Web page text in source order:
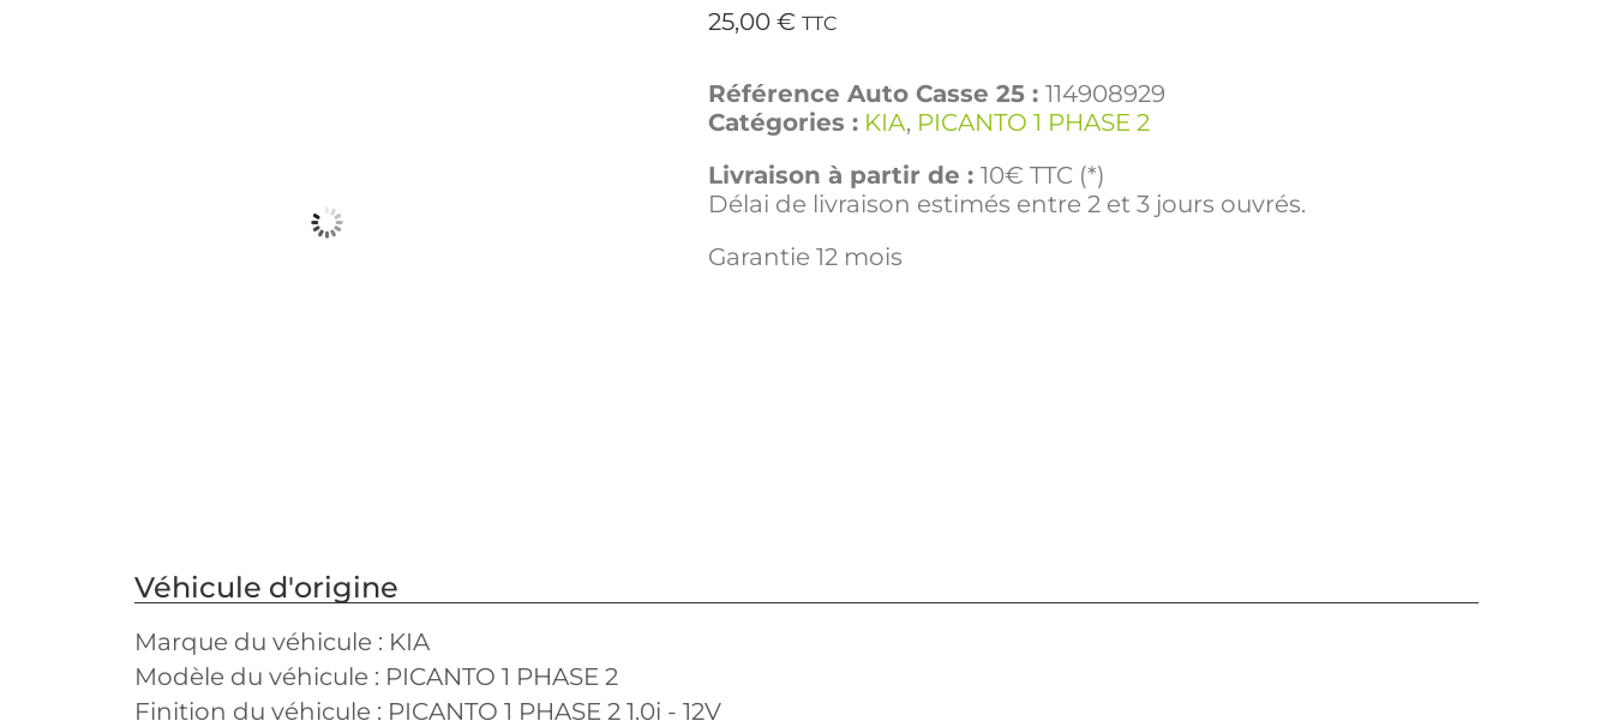
25,00 € TTC
Référence Auto Casse 25 : 114908929
Catégories : KIA, PICANTO 1 PHASE 2
Livraison à partir de : 10€ TTC (*)
Délai de livraison estimés entre 2 et 3 jours ouvrés.
Garantie 12 mois
Véhicule d'origine
Marque du véhicule : KIA
Modèle du véhicule : PICANTO 1 PHASE 2
Finition du véhicule : PICANTO 1 PHASE 2 1.0i - 12V